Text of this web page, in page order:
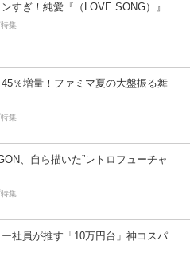
すぎ！純愛『（LOVE SONG）』
集
％増量！ファミマ夏の大盤振る舞
集
、自ら描いた”レトロフューチャ
集
ー社員が推す「10万円台」神コスパ